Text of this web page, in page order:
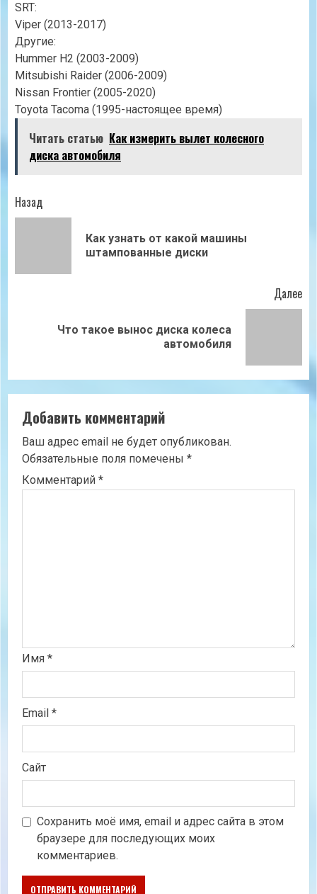
SRT:
Viper (2013-2017)
Другие:
Hummer H2 (2003-2009)
Mitsubishi Raider (2006-2009)
Nissan Frontier (2005-2020)
Toyota Tacoma (1995-настоящее время)
Читать статью Как измерить вылет колесного
диска автомобиля
Продолжить
Назад
Как узнать от какой машины
штампованные диски
Далее
СледующаяЧто такое вынос диска колеса
автомобиля
Добавить комментарий
Ваш адрес email не будет опубликован.
Обязательные поля помечены *
Комментарий *
Имя *
Email *
Сайт
Сохранить моё имя, email и адрес сайта в этом
браузере для последующих моих
комментариев.